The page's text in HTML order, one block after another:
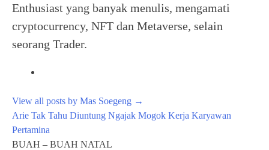
Enthusiast yang banyak menulis, mengamati
cryptocurrency, NFT dan Metaverse, selain
seorang Trader.
View all posts by Mas Soegeng →
Post
navigation
Arie Tak Tahu Diuntung Ngajak Mogok Kerja Karyawan
Pertamina
BUAH – BUAH NATAL